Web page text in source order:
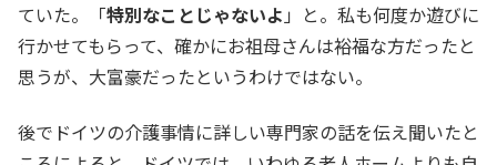
ていた。「特別なことじゃないよ 」と。私も何度か遊びに
行かせてもらって、確かにお祖母さんは裕福な方だったと
思うが、大富豪だったというわけではない。
後でドイツの介護事情に詳しい専門家の話を伝え聞いたと